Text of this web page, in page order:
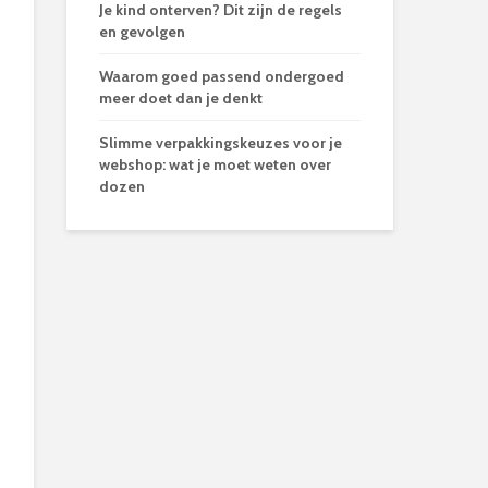
Je kind onterven? Dit zijn de regels
en gevolgen
Waarom goed passend ondergoed
meer doet dan je denkt
Slimme verpakkingskeuzes voor je
webshop: wat je moet weten over
dozen